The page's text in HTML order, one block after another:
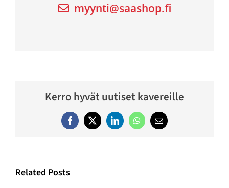
myynti@saashop.fi
Kerro hyvät uutiset kavereille
FacebookTwitterLinkedInWhatsApp
Email
Related Posts